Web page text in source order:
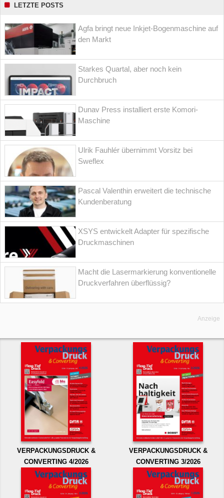
LETZTE POSTS
Agfa bringt neue Inkjet-Bogenmaschine auf
den Markt
Starkes Quartal, aber noch kein
Durchbruch
Dunav Press installiert erste Komori-
Maschine
Ulrik Fauhlér übernimmt Vorsitz bei
Sweflex
Pascal Valenthin erweitert die technische
Kundenberatung
XSYS entwickelt Adapter für spezifische
Druckmaschinen
Macht die Lasermarkierung konventionelle
Druckverfahren überflüssig?
Anzeige
VERPACKUNGSDRUCK &
CONVERTING 4/2026
VERPACKUNGSDRUCK &
CONVERTING 3/2026